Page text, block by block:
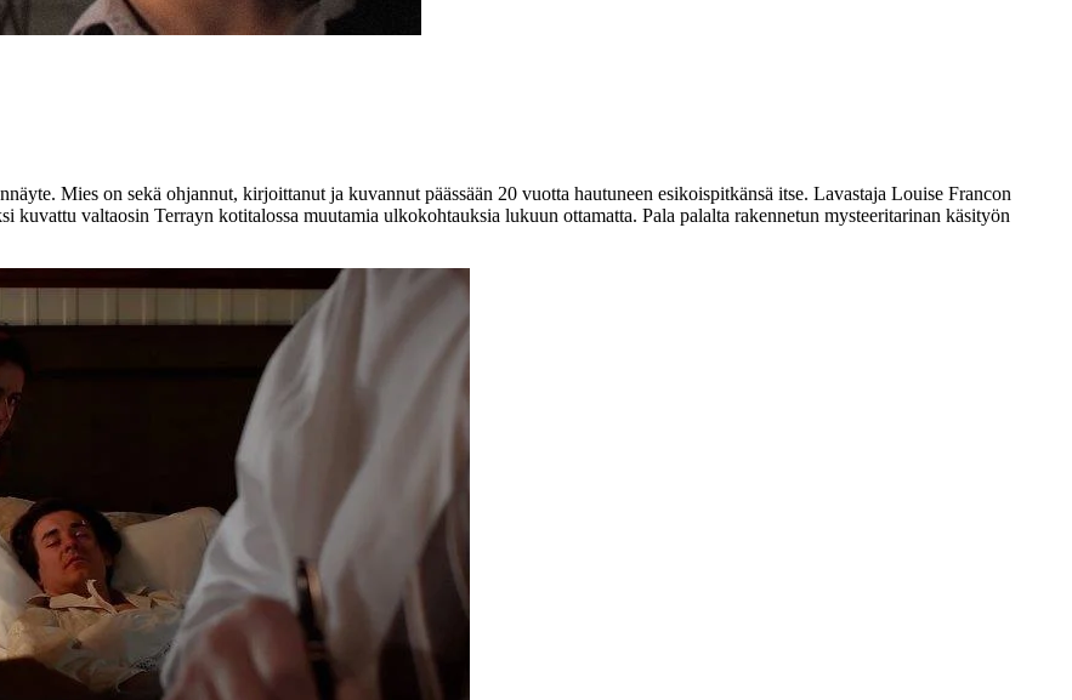
Mies on sekä ohjannut, kirjoittanut ja kuvannut päässään 20 vuotta hautuneen esikoispitkänsä itse. Lavastaja Louise Francon
valtaosin Terrayn kotitalossa muutamia ulkokohtauksia lukuun ottamatta. Pala palalta rakennetun mysteeritarinan käsityön